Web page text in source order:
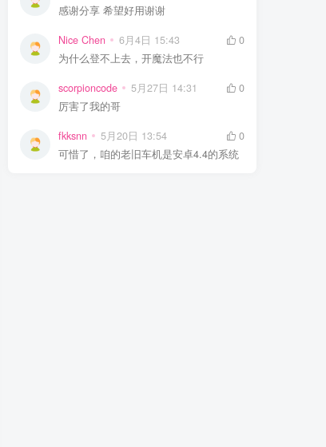
感谢分享 希望好用谢谢
Nice Chen 6月4日 15:43
0
为什么登不上去，开魔法也不行
scorpioncode 5月27日 14:31
0
厉害了我的哥
fkksnn 5月20日 13:54
0
可惜了，咱的老旧车机是安卓4.4的系统